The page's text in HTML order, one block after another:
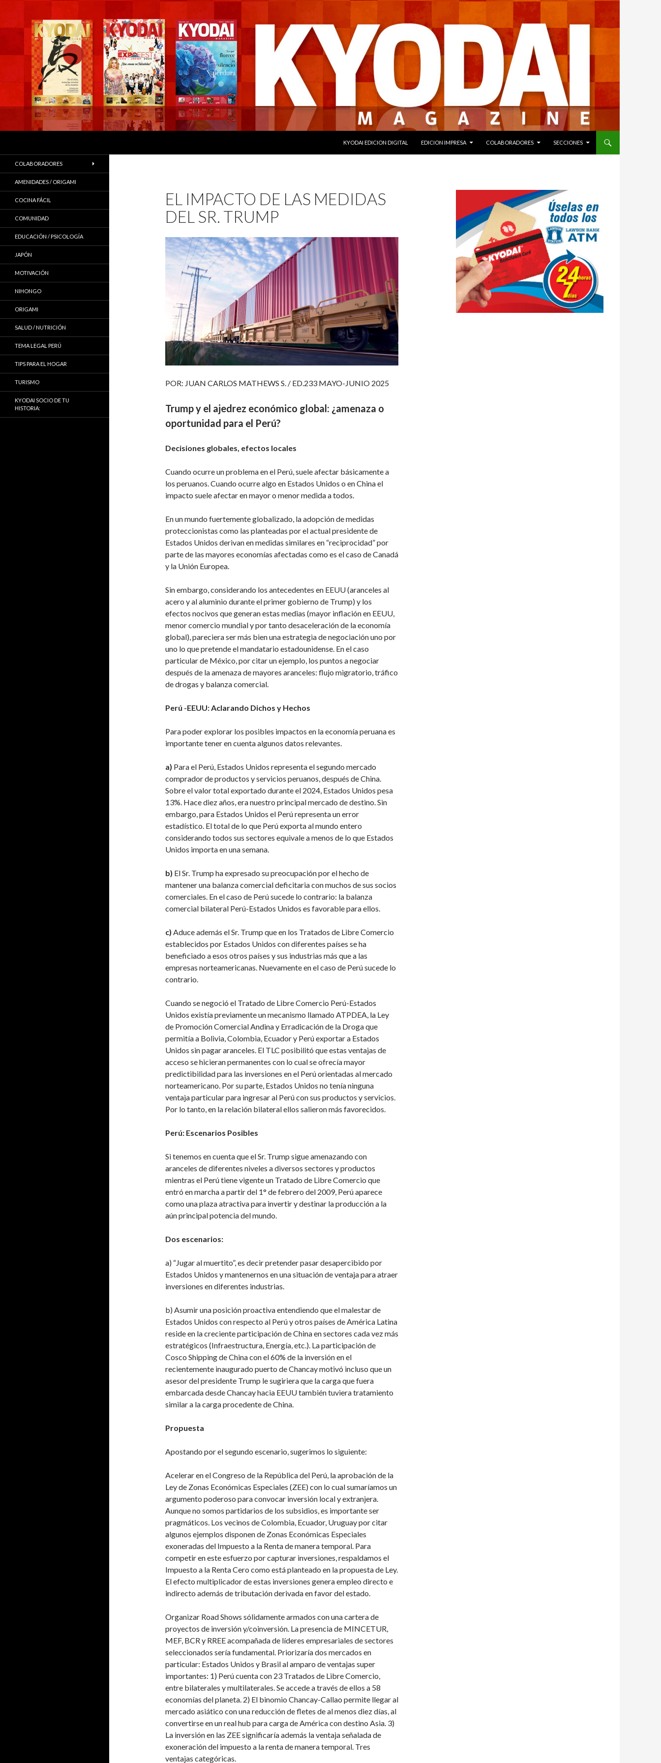
KYODAI EDICION DIGITAL
EDICION IMPRESA COLABORADORES SECCIONES
EL IMPACTO DE LAS MEDIDAS
DEL SR. TRUMP
POR: JUAN CARLOS MATHEWS S. / ED.233 MAYO-JUNIO 2025
Trump y el ajedrez económico global: ¿amenaza o
oportunidad para el Perú?
Decisiones globales, efectos locales
Cuando ocurre un problema en el Perú, suele afectar básicamente a
los peruanos. Cuando ocurre algo en Estados Unidos o en China el
impacto suele afectar en mayor o menor medida a todos.
En un mundo fuertemente globalizado, la adopción de medidas
proteccionistas como las planteadas por el actual presidente de
Estados Unidos derivan en medidas similares en “reciprocidad” por
parte de las mayores economías afectadas como es el caso de Canadá
y la Unión Europea.
Sin embargo, considerando los antecedentes en EEUU (aranceles al
acero y al aluminio durante el primer gobierno de Trump) y los
efectos nocivos que generan estas medias (mayor inflación en EEUU,
menor comercio mundial y por tanto desaceleración de la economía
global), pareciera ser más bien una estrategia de negociación uno por
uno lo que pretende el mandatario estadounidense. En el caso
particular de México, por citar un ejemplo, los puntos a negociar
después de la amenaza de mayores aranceles: flujo migratorio, tráfico
de drogas y balanza comercial.
Perú -EEUU: Aclarando Dichos y Hechos
Para poder explorar los posibles impactos en la economía peruana es
importante tener en cuenta algunos datos relevantes.
a) Para el Perú, Estados Unidos representa el segundo mercado
comprador de productos y servicios peruanos, después de China.
Sobre el valor total exportado durante el 2024, Estados Unidos pesa
13%. Hace diez años, era nuestro principal mercado de destino. Sin
embargo, para Estados Unidos el Perú representa un error
estadístico. El total de lo que Perú exporta al mundo entero
considerando todos sus sectores equivale a menos de lo que Estados
Unidos importa en una semana.
b) El Sr. Trump ha expresado su preocupación por el hecho de
mantener una balanza comercial deficitaria con muchos de sus socios
comerciales. En el caso de Perú sucede lo contrario: la balanza
comercial bilateral Perú-Estados Unidos es favorable para ellos.
c) Aduce además el Sr. Trump que en los Tratados de Libre Comercio
establecidos por Estados Unidos con diferentes países se ha
beneficiado a esos otros países y sus industrias más que a las
empresas norteamericanas. Nuevamente en el caso de Perú sucede lo
contrario.
Cuando se negoció el Tratado de Libre Comercio Perú-Estados
Unidos existía previamente un mecanismo llamado ATPDEA, la Ley
de Promoción Comercial Andina y Erradicación de la Droga que
permitía a Bolivia, Colombia, Ecuador y Perú exportar a Estados
Unidos sin pagar aranceles. El TLC posibilitó que estas ventajas de
acceso se hicieran permanentes con lo cual se ofrecía mayor
predictibilidad para las inversiones en el Perú orientadas al mercado
norteamericano. Por su parte, Estados Unidos no tenía ninguna
ventaja particular para ingresar al Perú con sus productos y servicios.
Por lo tanto, en la relación bilateral ellos salieron más favorecidos.
Perú: Escenarios Posibles
Si tenemos en cuenta que el Sr. Trump sigue amenazando con
aranceles de diferentes niveles a diversos sectores y productos
mientras el Perú tiene vigente un Tratado de Libre Comercio que
entró en marcha a partir del 1° de febrero del 2009, Perú aparece
como una plaza atractiva para invertir y destinar la producción a la
aún principal potencia del mundo.
Dos escenarios:
a) “Jugar al muertito”, es decir pretender pasar desapercibido por
Estados Unidos y mantenernos en una situación de ventaja para atraer
inversiones en diferentes industrias.
b) Asumir una posición proactiva entendiendo que el malestar de
Estados Unidos con respecto al Perú y otros países de América Latina
reside en la creciente participación de China en sectores cada vez más
estratégicos (Infraestructura, Energía, etc.). La participación de
Cosco Shipping de China con el 60% de la inversión en el
recientemente inaugurado puerto de Chancay motivó incluso que un
asesor del presidente Trump le sugiriera que la carga que fuera
embarcada desde Chancay hacia EEUU también tuviera tratamiento
similar a la carga procedente de China.
Propuesta
Apostando por el segundo escenario, sugerimos lo siguiente:
Acelerar en el Congreso de la República del Perú, la aprobación de la
Ley de Zonas Económicas Especiales (ZEE) con lo cual sumaríamos un
argumento poderoso para convocar inversión local y extranjera.
Aunque no somos partidarios de los subsidios, es importante ser
pragmáticos. Los vecinos de Colombia, Ecuador, Uruguay por citar
algunos ejemplos disponen de Zonas Económicas Especiales
exoneradas del Impuesto a la Renta de manera temporal. Para
competir en este esfuerzo por capturar inversiones, respaldamos el
Impuesto a la Renta Cero como está planteado en la propuesta de Ley.
El efecto multiplicador de estas inversiones genera empleo directo e
indirecto además de tributación derivada en favor del estado.
Organizar Road Shows sólidamente armados con una cartera de
proyectos de inversión y/coinversión. La presencia de MINCETUR,
MEF, BCR y RREE acompañada de líderes empresariales de sectores
seleccionados sería fundamental. Priorizaría dos mercados en
particular: Estados Unidos y Brasil al amparo de ventajas super
importantes: 1) Perú cuenta con 23 Tratados de Libre Comercio,
entre bilaterales y multilaterales. Se accede a través de ellos a 58
economías del planeta. 2) El binomio Chancay-Callao permite llegar al
mercado asiático con una reducción de fletes de al menos diez días, al
convertirse en un real hub para carga de América con destino Asia. 3)
La inversión en las ZEE significaría además la ventaja señalada de
exoneración del impuesto a la renta de manera temporal. Tres
ventajas categóricas.
COLABORADORES
AMENIDADES / ORIGAMI
COCINA FÁCIL
COMUNIDAD
EDUCACIÓN / PSICOLOGÍA
JAPÓN
MOTIVACIÓN
NIHONGO
ORIGAMI
SALUD / NUTRICIÓN
TEMA LEGAL PERÚ
TIPS PARA EL HOGAR
TURISMO
KYODAI SOCIO DE TU
HISTORIA: